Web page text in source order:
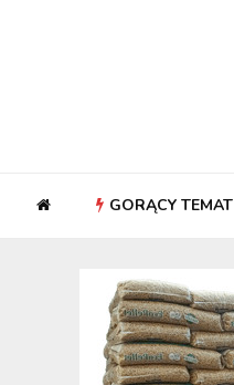
GORĄCY TEMAT